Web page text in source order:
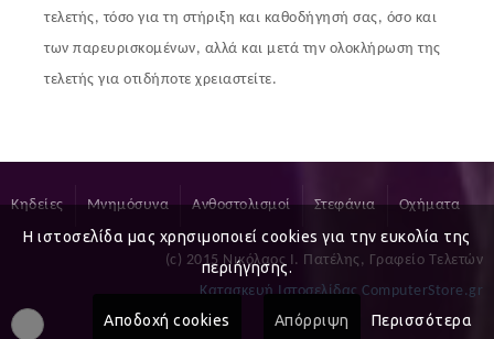
τελετής, τόσο για τη στήριξη και καθοδήγησή σας, όσο και
των παρευρισκομένων, αλλά και μετά την ολοκλήρωση της
τελετής για οτιδήποτε χρειαστείτε.
Κηδείες Μνημόσυνα Ανθοστολισμοί Στεφάνια Οχήματα
(c) 2015 Νικόλαος Ι. Πατέλης, Γραφείο Τελετών
Κατασκευή Ιστοσελίδας ComputerStore.gr
Η ιστοσελίδα μας χρησιμοποιεί cookies για την ευκολία της
περιήγησης.
Αποδοχή cookies Απόρριψη Περισσότερα